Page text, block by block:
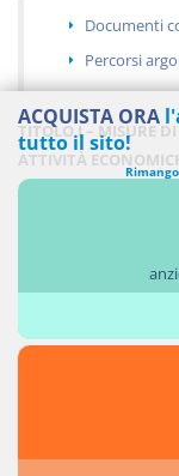
Documenti
Percorsi
TITOLO I – MISURE
ATTIVITÀ
SEMPLIFICAZIONE –
In vigore dal 18
ACQUISTA ORA
tutto il sito!